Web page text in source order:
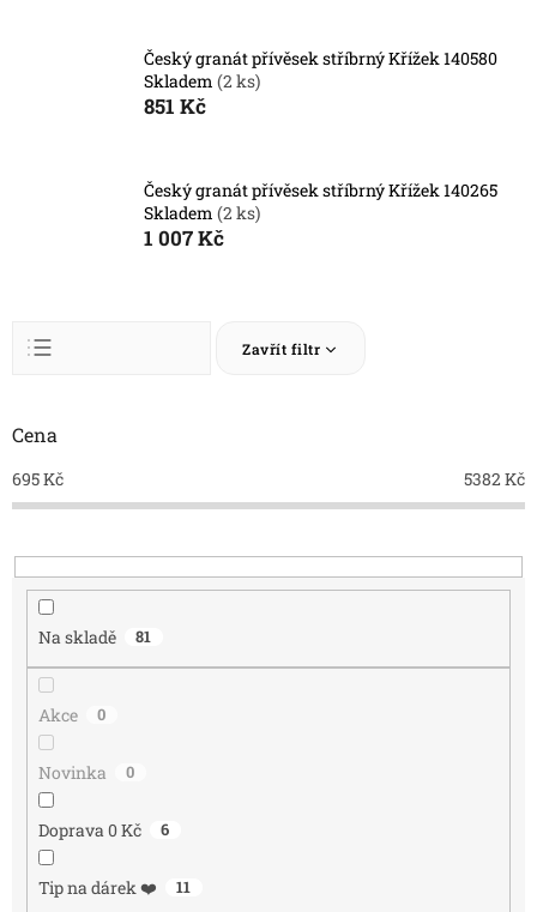
Český granát přívěsek stříbrný Křížek 140580
Skladem (2 ks)
851 Kč
Český granát přívěsek stříbrný Křížek 140265
Skladem (2 ks)
1 007 Kč
Ř
n
p
r
d
Nejprodávanější
Zavřít filtr
Cena
695Kč 5382 Kč
Na skladě 81
Akce 0
Novinka 0
Doprava 0 Kč 6
Tip na dárek ❤️ 11